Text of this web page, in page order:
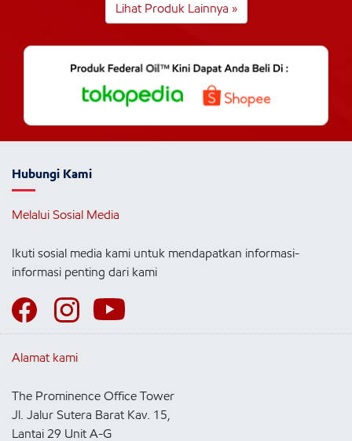
Lihat Produk Lainnya »
Hubungi Kami
Melalui Sosial Media
Ikuti sosial media kami untuk mendapatkan informasi-
informasi penting dari kami
Alamat kami
The Prominence Office Tower
Jl. Jalur Sutera Barat Kav. 15,
Lantai 29 Unit A-G